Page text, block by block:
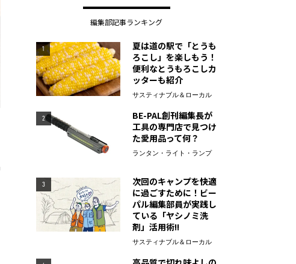
編集部記事ランキング
1
夏は道の駅で「とうも
ろこし」を楽しもう！
便利なとうもろこしカ
ッターも紹介
サスティナブル＆ローカル
2
BE-PAL創刊編集長が
工具の専門店で見つけ
た愛用品って何？
ランタン・ライト・ランプ
3
次回のキャンプを快適
に過ごすために！ビー
パル編集部員が実践し
ている「ヤシノミ洗
剤」活用術!!
サスティナブル＆ローカル